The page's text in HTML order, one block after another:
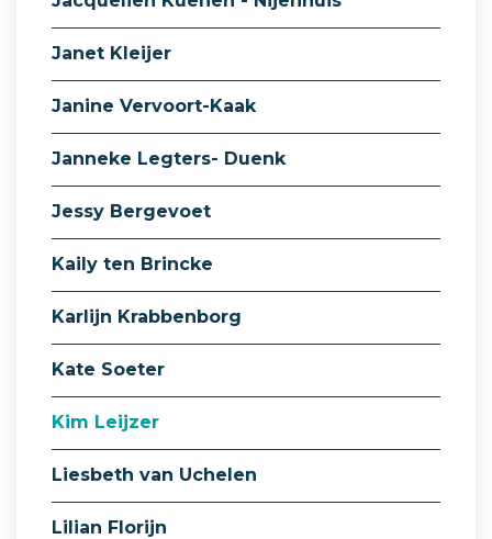
Janet Kleijer
Janine Vervoort-Kaak
Janneke Legters- Duenk
Jessy Bergevoet
Kaily ten Brincke
Karlijn Krabbenborg
Kate Soeter
Kim Leijzer
Liesbeth van Uchelen
Lilian Florijn